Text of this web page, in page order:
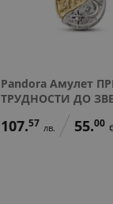
Pandora Амулет
ТРУДНОСТИ ДО
107.57 лв. 55.00 €